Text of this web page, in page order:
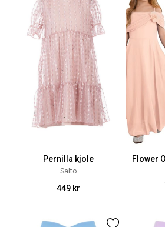
Pernilla kjole
Salto
449 kr
Flower